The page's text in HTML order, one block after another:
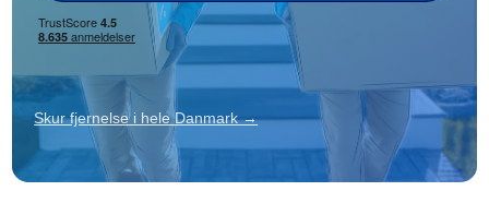
Skur fjernelse i hele Danmark →